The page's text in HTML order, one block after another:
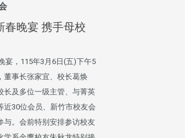
春晚宴 携手母校
宴，115年3月6日(五)下午5
董事长张家宜、校长葛焕
长及多位一级主管、与菁英
近30位会员、新竹市校友会
与。会前特别安排参访校友